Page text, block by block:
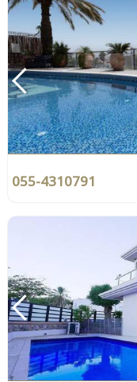
055-4310791